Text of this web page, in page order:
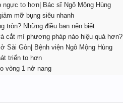
ngực to hơn| Bác sĩ Ngô Mộng Hùng
mỡ bụng siêu nhanh
tròn? Những điều bạn nên biết
cắt mí phương pháp nào hiệu quả hơn?
Sài Gòn| Bệnh viện Ngô Mộng Hùng
triển to hơn
vòng 1 nở nang